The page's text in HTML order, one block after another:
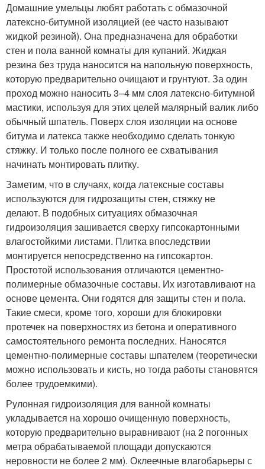
Домашние умельцы любят работать с обмазочной
латексно-битумной изоляцией (ее часто называют
жидкой резиной). Она предназначена для обработки
стен и пола ванной комнаты для купаний. Жидкая
резина без труда наносится на напольную поверхность,
которую предварительно очищают и грунтуют. За один
проход можно наносить 3–4 мм слоя латексно-битумной
мастики, используя для этих целей малярный валик либо
обычный шпатель. Поверх слоя изоляции на основе
битума и латекса также необходимо сделать тонкую
стяжку. И только после полного ее схватывания
начинать монтировать плитку.
Заметим, что в случаях, когда латексные составы
используются для гидрозащиты стен, стяжку не
делают. В подобных ситуациях обмазочная
гидроизоляция зашивается сверху гипсокартонными
влагостойкими листами. Плитка впоследствии
монтируется непосредственно на гипсокартон.
Простотой использования отличаются цементно-
полимерные обмазочные составы. Их изготавливают на
основе цемента. Они годятся для защиты стен и пола.
Такие смеси, кроме того, хороши для блокировки
протечек на поверхностях из бетона и оперативного
самостоятельного ремонта последних. Наносятся
цементно-полимерные составы шпателем (теоретически
можно использовать и кисть, но тогда работы становятся
более трудоемкими).
Рулонная гидроизоляция для ванной комнаты
укладывается на хорошо очищенную поверхность,
которую предварительно выравнивают (на 2 погонных
метра обрабатываемой площади допускаются
неровности не более 2 мм). Оклеечные влагобарьеры с